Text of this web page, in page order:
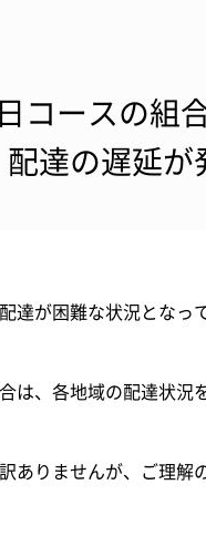
コースの組
達の遅延が
達が困難な状況とな
は、各地域の配達状況
ありませんが、ご理解